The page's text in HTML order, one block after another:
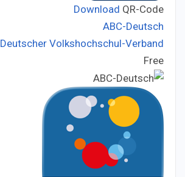
Download QR-Code
ABC-Deutsch
Deutscher Volkshochschul-Verband
Free